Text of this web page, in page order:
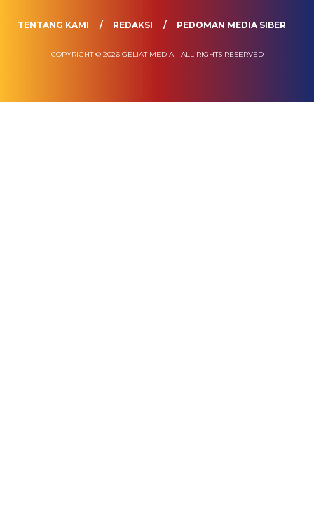
TENTANG KAMI REDAKSI PEDOMAN MEDIA SIBER
COPYRIGHT © 2026 GELIAT MEDIA - ALL RIGHTS RESERVED